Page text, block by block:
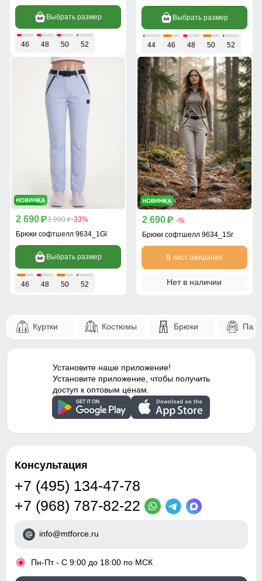
Выбрать размер
46 48 50 52
Выбрать размер
44 46 48 50 52
2 690 p3 990 p-33%
Брюки софтшелл 9634_1Gl
Выбрать размер
46 48 50 52
2 690 p -%
Брюки софтшелл 9634_1Sr
В лист ожидания
Нет в наличии
Куртки Костюмы Брюки
Установите наше приложение!
Установите приложение, чтобы получить
доступ к оптовым ценам.
Консультация
+7 (495) 134-47-78
+7 (968) 787-82-22
info@mtforce.ru
• Пн-Пт - С 9:00 до 18:00 по МСК